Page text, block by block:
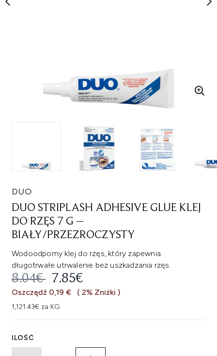
DUO
DUO STRIPLASH ADHESIVE GLUE KLEJ
DO RZĘS 7 G –
BIAŁY/PRZEZROCZYSTY
Wodoodporny klej do rzęs, który zapewnia
długotrwałe utrwalenie bez uszkadzania rzęs.
SUGEROWANA CENA
8.04€ AKTUALNA CENA:
7.85€
Oszczędź 0,19 € ( 2% Zniżki )
1,121.43€ za KG
ILOŚĆ